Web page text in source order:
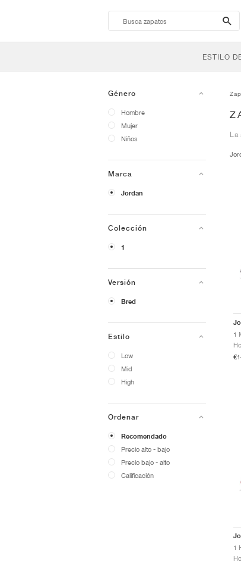
btn
ESTILO
Género
Hombre
Mujer
Niños
Marca
Jordan
Colección
1
Versión
Bred
Estilo
Low
Mid
High
Ordenar
Recomendado
Precio alto - bajo
Precio bajo - alto
Calificación
La
1
1